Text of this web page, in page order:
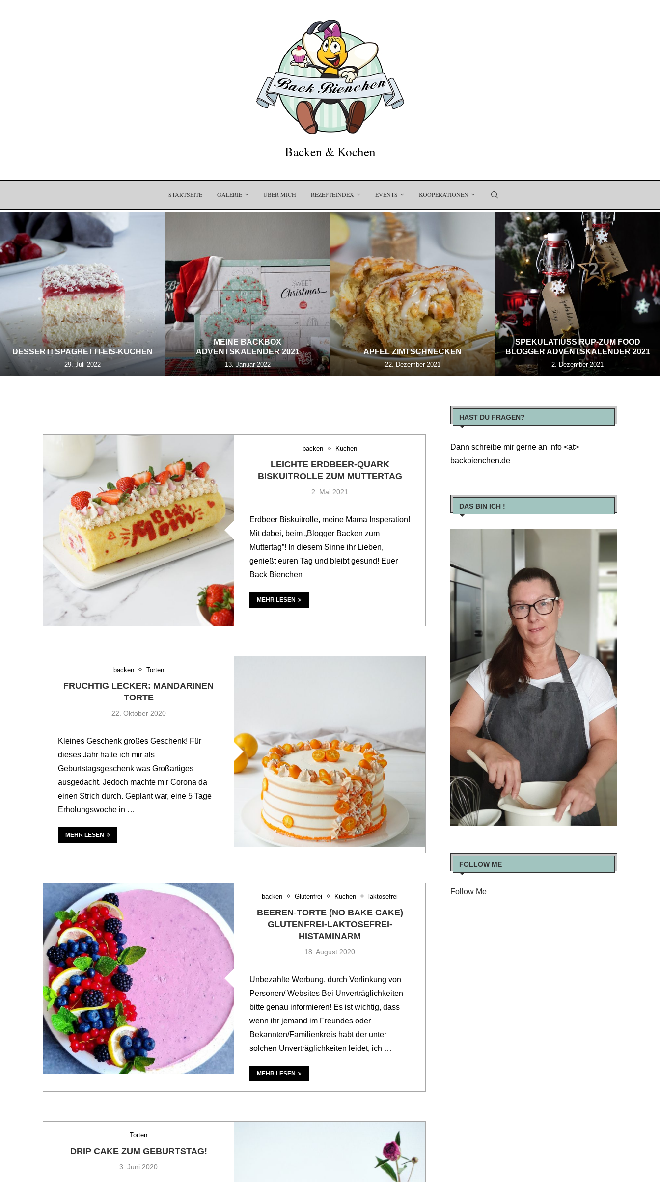
Backen & Kochen
STARTSEITE GALERIE ÜBER MICH REZEPTEINDEX EVENTS KOOPERATIONEN
DESSERT! SPAGHETTI-EIS-KUCHEN
29. Juli 2022
MEINE BACKBOX
ADVENTSKALENDER 2021
13. Januar 2022
APFEL ZIMTSCHNECKEN
22. Dezember 2021
SPEKULATIUSSIRUP-ZUM FOOD
BLOGGER ADVENTSKALENDER 2021
2. Dezember 2021
backen Kuchen
LEICHTE ERDBEER-QUARK
BISKUITROLLE ZUM MUTTERTAG
2. Mai 2021
Erdbeer Biskuitrolle, meine Mama Insperation!
Mit dabei, beim „Blogger Backen zum
Muttertag”! In diesem Sinne ihr Lieben,
genießt euren Tag und bleibt gesund! Euer
Back Bienchen
MEHR LESEN
backen Torten
FRUCHTIG LECKER: MANDARINEN
TORTE
22. Oktober 2020
Kleines Geschenk großes Geschenk! Für
dieses Jahr hatte ich mir als
Geburtstagsgeschenk was Großartiges
ausgedacht. Jedoch machte mir Corona da
einen Strich durch. Geplant war, eine 5 Tage
Erholungswoche in …
MEHR LESEN
backen Glutenfrei Kuchen laktosefrei
BEEREN-TORTE (NO BAKE CAKE)
GLUTENFREI-LAKTOSEFREI-
HISTAMINARM
18. August 2020
Unbezahlte Werbung, durch Verlinkung von
Personen/ Websites Bei Unverträglichkeiten
bitte genau informieren! Es ist wichtig, dass
wenn ihr jemand im Freundes oder
Bekannten/Familienkreis habt der unter
solchen Unverträglichkeiten leidet, ich …
MEHR LESEN
Torten
DRIP CAKE ZUM GEBURTSTAG!
3. Juni 2020
HAST DU FRAGEN?
Dann schreibe mir gerne an info <at>
backbienchen.de
DAS BIN ICH !
FOLLOW ME
Follow Me